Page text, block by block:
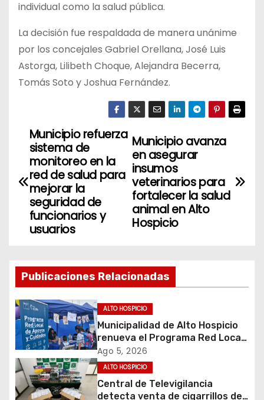
individual como la salud pública.
La decisión fue respaldada de manera unánime
por los concejales Gabriel Orellana, José Luis
Astorga, Lilibeth Choque, Alejandra Becerra,
Tomás Soto y Joshua Fernández.
N
v
a
c
i
ó
n
d
Municipio avanza
en asegurar
insumos
veterinarios para
fortalecer la salud
animal en Alto
Hospicio
Municipio refuerza
sistema de
monitoreo en la
red de salud para
mejorar la
seguridad de
funcionarios y
usuarios
Publicaciones Relacionadas
ALTO HOSPICIO
Municipalidad de Alto Hospicio
renueva el Programa Red Local
de Apoyos y Cuidados
Ago 5, 2026
ALTO HOSPICIO
Central de Televigilancia
detecta venta de cigarrillos de